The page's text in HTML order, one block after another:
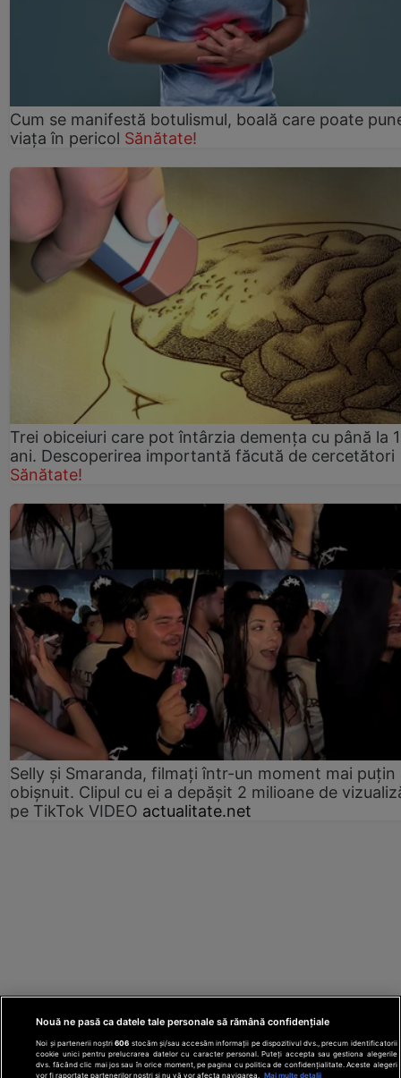
Cum se manifestă botulismul, boală care poate
viaţa în pericol Sănătate!
Trei obiceiuri care pot întârzia demența cu până la
ani. Descoperirea importantă făcută de cercetători
Sănătate!
Selly și Smaranda, filmați într-un moment mai puțin
obișnuit. Clipul cu ei a depășit 2 milioane de
pe TikTok VIDEO actualitate.net
Nouă ne pasă ca datele tale personale să rămână confidențiale
Noi și partenerii noștri606 stocăm și/sau accesăm informații pe dispozitivul dvs., precum identificatorii
cookie unici pentru prelucrarea datelor cu caracter personal. Puteți accepta sau gestiona alegerile
dvs. făcând clic mai jos sau în orice moment, pe pagina cu politica de confidențialitate. Aceste alegeri
vor fi raportate partenerilor noștri și nu vă vor afecta navigarea.
Mai multe detalii